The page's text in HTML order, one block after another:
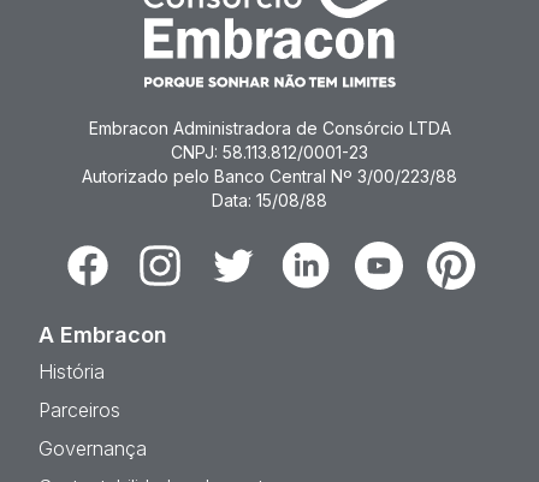
Embracon Administradora de Consórcio LTDA
CNPJ: 58.113.812/0001-23
Autorizado pelo Banco Central Nº 3/00/223/88
Data: 15/08/88
FacebookInstagramTwitter LinkedinYoutubePinterest
A Embracon
História
Parceiros
Governança